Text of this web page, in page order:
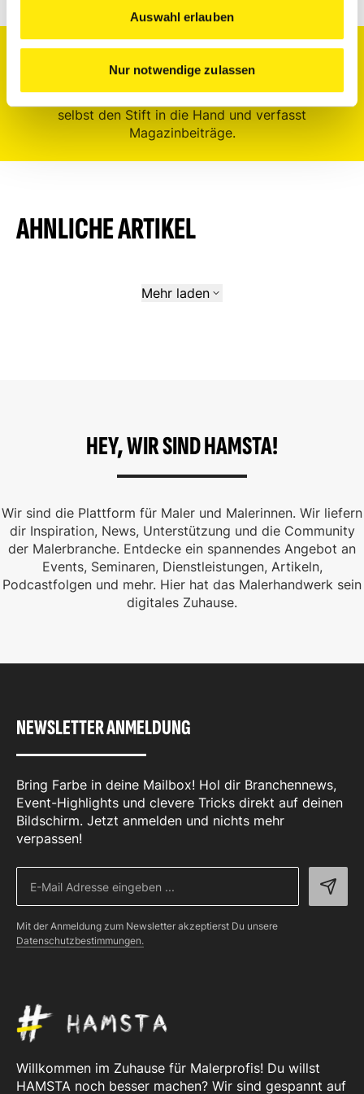
Auswahl erlauben
Nur notwendige zulassen
Felix ist unser Contentmanager auf HAMSTA. Er ist
immer auf der Suche nach relevanten News und
nützlichen Tipps. Und hin und wieder nimmt er
selbst den Stift in die Hand und verfasst
Magazinbeiträge.
AHNLICHE ARTIKEL
Mehr laden
HEY, WIR SIND HAMSTA!
Wir sind die Plattform für Maler und Malerinnen. Wir liefern
dir Inspiration, News, Unterstützung und die Community
der Malerbranche. Entdecke ein spannendes Angebot an
Events, Seminaren, Dienstleistungen, Artikeln,
Podcastfolgen und mehr. Hier hat das Malerhandwerk sein
digitales Zuhause.
NEWSLETTER ANMELDUNG
Bring Farbe in deine Mailbox! Hol dir Branchennews,
Event-Highlights und clevere Tricks direkt auf deinen
Bildschirm. Jetzt anmelden und nichts mehr
verpassen!
Mit der Anmeldung zum Newsletter akzeptierst Du unsere
Datenschutzbestimmungen.
Willkommen im Zuhause für Malerprofis! Du willst
HAMSTA noch besser machen? Wir sind gespannt auf